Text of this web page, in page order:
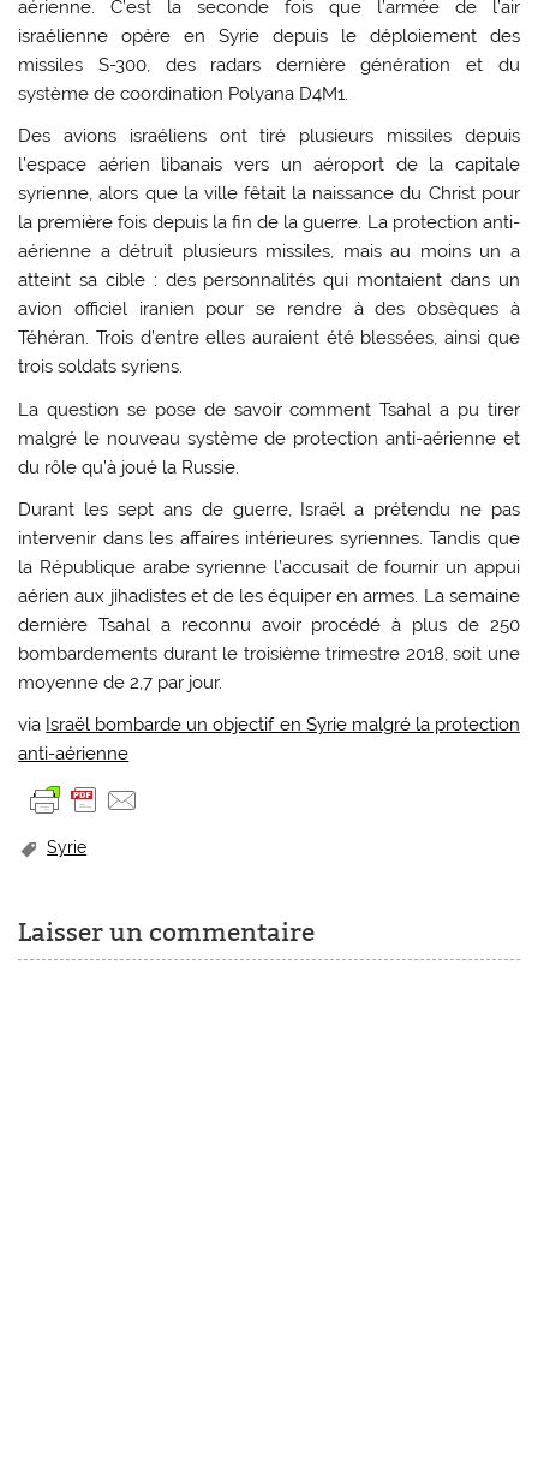
aérienne. C’est la seconde fois que l’armée de l’air
israélienne opère en Syrie depuis le déploiement des
missiles S-300, des radars dernière génération et du
système de coordination Polyana D4M1.
Des avions israéliens ont tiré plusieurs missiles depuis
l’espace aérien libanais vers un aéroport de la capitale
syrienne, alors que la ville fêtait la naissance du Christ pour
la première fois depuis la fin de la guerre. La protection anti-
aérienne a détruit plusieurs missiles, mais au moins un a
atteint sa cible : des personnalités qui montaient dans un
avion officiel iranien pour se rendre à des obsèques à
Téhéran. Trois d’entre elles auraient été blessées, ainsi que
trois soldats syriens.
La question se pose de savoir comment Tsahal a pu tirer
malgré le nouveau système de protection anti-aérienne et
du rôle qu’à joué la Russie.
Durant les sept ans de guerre, Israël a prétendu ne pas
intervenir dans les affaires intérieures syriennes. Tandis que
la République arabe syrienne l’accusait de fournir un appui
aérien aux jihadistes et de les équiper en armes. La semaine
dernière Tsahal a reconnu avoir procédé à plus de 250
bombardements durant le troisième trimestre 2018, soit une
moyenne de 2,7 par jour.
via Israël bombarde un objectif en Syrie malgré la protection
anti-aérienne
Syrie
Laisser un commentaire